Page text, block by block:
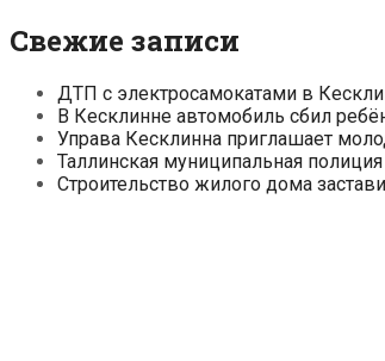
Свежие записи
ДТП с электросамокатами в
В Кесклинне автомобиль сбил
Управа Кесклинна приглашает
Таллинская муниципальная
Строительство жилого дома